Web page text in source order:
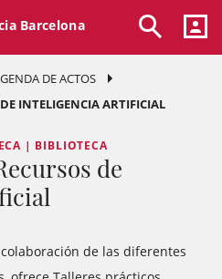
Barcelona
DE ACTOS
INTELIGENCIA ARTIFICIAL
| BIBLIOTECA
de
de las diferentes